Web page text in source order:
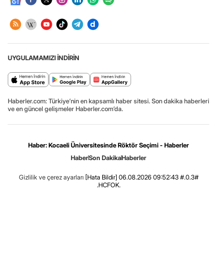
UYGULAMAMIZI İNDİRİN
Haberler.com: Türkiye’nin en kapsamlı haber sitesi. Son dakika haberleri
ve en güncel gelişmeler Haberler.com’da.
Haber: Kocaeli Üniversitesinde Röktör Seçimi - Haberler
HaberSon DakikaHaberler
Gizlilik ve çerez ayarları [Hata Bildir] 06.08.2026 09:52:43 #.0.3#
.HCFOK.